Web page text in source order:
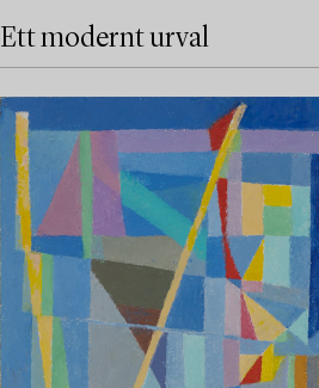
Ett modernt urval